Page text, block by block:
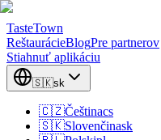
TasteTown
ReštaurácieBlogPre partnerov
Stiahnuť aplikáciu
🇸🇰sk
🇨🇿Češtinacs
🇸🇰Slovenčinask